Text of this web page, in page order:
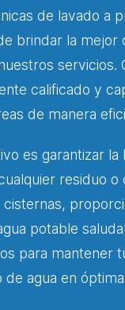
de lavado a
brindar la mejor
servicios.
calificado y
de manera
es garantizar la
residuo o
potable
para mantener
de agua en